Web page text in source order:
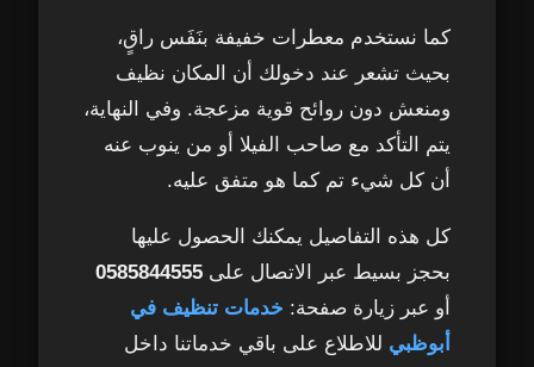
كما نستخدم معطرات خفيفة بنَفَس راقٍ،
بحيث تشعر عند دخولك أن المكان نظيف
ومنعش دون روائح قوية مزعجة. وفي النهاية،
يتم التأكد مع صاحب الفيلا أو من ينوب عنه
أن كل شيء تم كما هو متفق عليه.
كل هذه التفاصيل يمكنك الحصول عليها
بحجز بسيط عبر الاتصال على 0585844555
أو عبر زيارة صفحة: خدمات تنظيف في
أبوظبي للاطلاع على باقي خدماتنا داخل